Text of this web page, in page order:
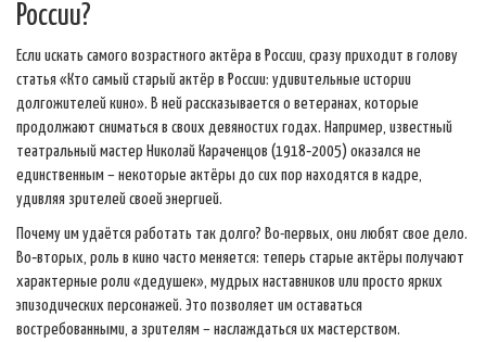
России?
Если искать самого возрастного актёра в России, сразу приходит в голову
статья «Кто самый старый актёр в России: удивительные истории
долгожителей кино». В ней рассказывается о ветеранах, которые
продолжают сниматься в своих девяностих годах. Например, известный
театральный мастер Николай Караченцов (1918‑2005) оказался не
единственным – некоторые актёры до сих пор находятся в кадре,
удивляя зрителей своей энергией.
Почему им удаётся работать так долго? Во-первых, они любят свое дело.
Во‑вторых, роль в кино часто меняется: теперь старые актёры получают
характерные роли «дедушек», мудрых наставников или просто ярких
эпизодических персонажей. Это позволяет им оставаться
востребованными, а зрителям – наслаждаться их мастерством.